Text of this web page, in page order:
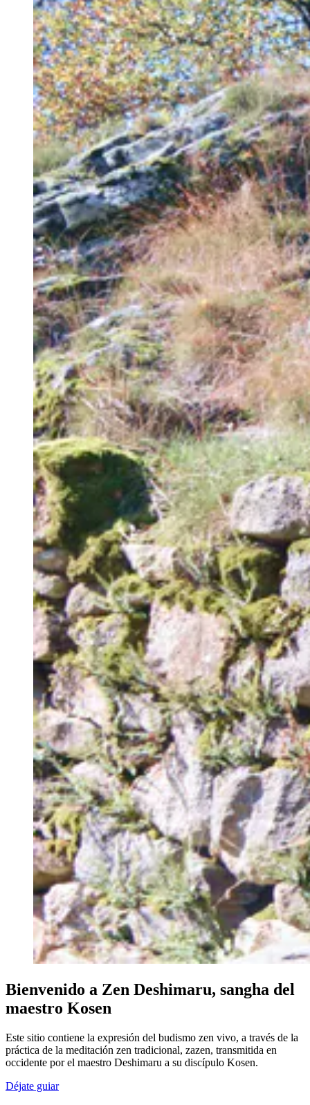
Bienvenido a Zen Deshimaru, sangha del
maestro Kosen
Este sitio contiene la expresión del budismo zen vivo, a través de la
práctica de la meditación zen tradicional, zazen, transmitida en
occidente por el maestro Deshimaru a su discípulo Kosen.
Déjate guiar